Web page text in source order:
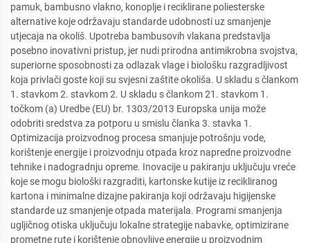
pamuk, bambusno vlakno, konoplje i reciklirane poliesterske
alternative koje održavaju standarde udobnosti uz smanjenje
utjecaja na okoliš. Upotreba bambusovih vlakana predstavlja
posebno inovativni pristup, jer nudi prirodna antimikrobna svojstva,
superiorne sposobnosti za odlazak vlage i biološku razgradljivost
koja privlači goste koji su svjesni zaštite okoliša. U skladu s člankom
1. stavkom 2. stavkom 2. U skladu s člankom 21. stavkom 1.
točkom (a) Uredbe (EU) br. 1303/2013 Europska unija može
odobriti sredstva za potporu u smislu članka 3. stavka 1.
Optimizacija proizvodnog procesa smanjuje potrošnju vode,
korištenje energije i proizvodnju otpada kroz napredne proizvodne
tehnike i nadogradnju opreme. Inovacije u pakiranju uključuju vreće
koje se mogu biološki razgraditi, kartonske kutije iz recikliranog
kartona i minimalne dizajne pakiranja koji održavaju higijenske
standarde uz smanjenje otpada materijala. Programi smanjenja
ugljičnog otiska uključuju lokalne strategije nabavke, optimizirane
prometne rute i korištenje obnovljive energije u proizvodnim